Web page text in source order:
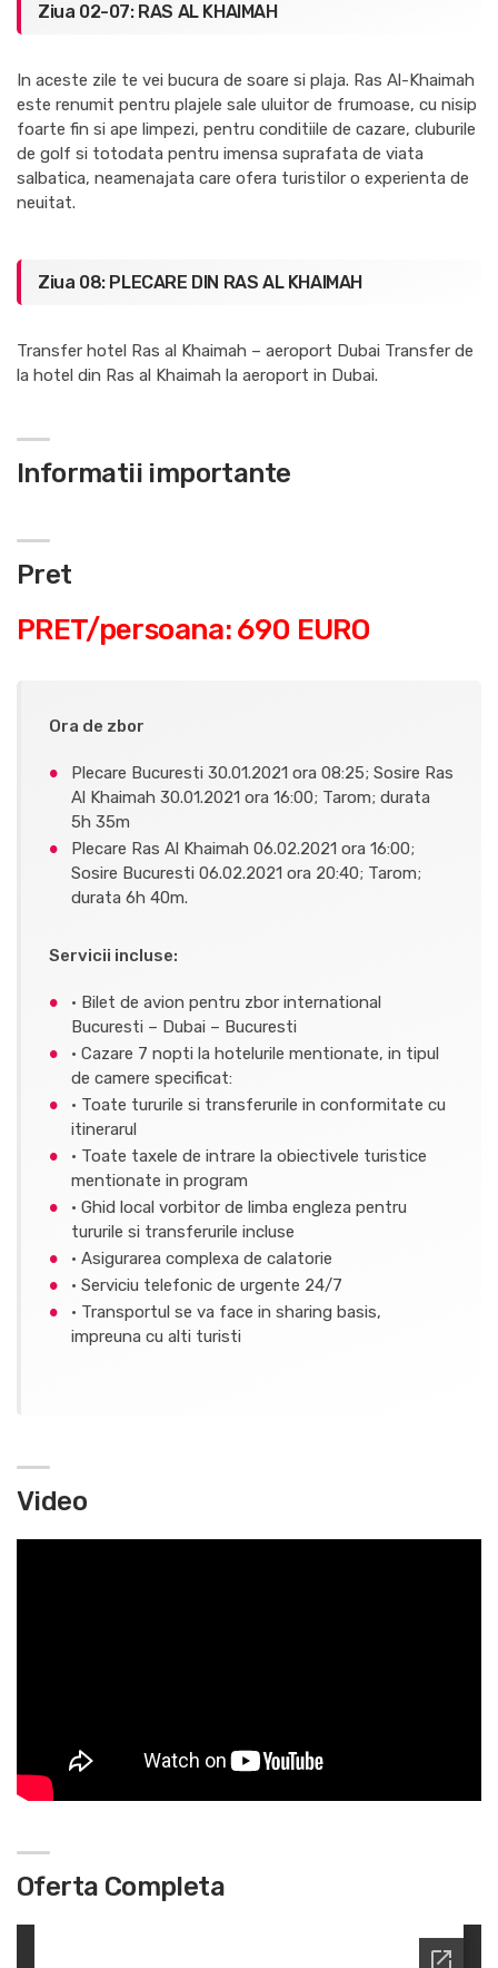
Ziua 02-07: RAS AL KHAIMAH
In aceste zile te vei bucura de soare si plaja. Ras Al-Khaimah
este renumit pentru plajele sale uluitor de frumoase, cu nisip
foarte fin si ape limpezi, pentru conditiile de cazare, cluburile
de golf si totodata pentru imensa suprafata de viata
salbatica, neamenajata care ofera turistilor o experienta de
neuitat.
Ziua 08: PLECARE DIN RAS AL KHAIMAH
Transfer hotel Ras al Khaimah – aeroport Dubai Transfer de
la hotel din Ras al Khaimah la aeroport in Dubai.
Informatii importante
Pret
PRET/persoana: 690 EURO
Ora de zbor
Plecare Bucuresti 30.01.2021 ora 08:25; Sosire Ras
Al Khaimah 30.01.2021 ora 16:00; Tarom; durata
5h 35m
Plecare Ras Al Khaimah 06.02.2021 ora 16:00;
Sosire Bucuresti 06.02.2021 ora 20:40; Tarom;
durata 6h 40m.
Servicii incluse:
· Bilet de avion pentru zbor international
Bucuresti – Dubai – Bucuresti
· Cazare 7 nopti la hotelurile mentionate, in tipul
de camere specificat:
· Toate tururile si transferurile in conformitate cu
itinerarul
· Toate taxele de intrare la obiectivele turistice
mentionate in program
· Ghid local vorbitor de limba engleza pentru
tururile si transferurile incluse
· Asigurarea complexa de calatorie
· Serviciu telefonic de urgente 24/7
· Transportul se va face in sharing basis,
impreuna cu alti turisti
Video
Oferta Completa